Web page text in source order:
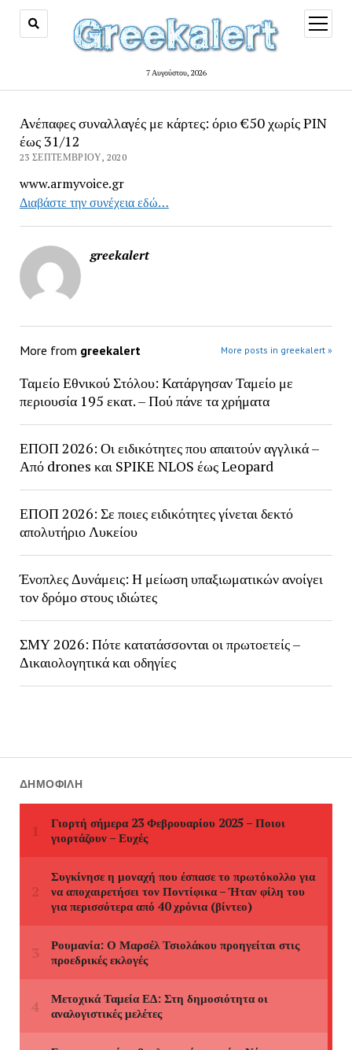
7 Αυγούστου, 2026
open
menu
Ανέπαφες συναλλαγές με κάρτες: όριο €50 χωρίς PIN
έως 31/12
23 ΣΕΠΤΕΜΒΡΊΟΥ, 2020
www.armyvoice.gr
Διαβάστε την συνέχεια εδώ…
greekalert
More from greekalert More posts in greekalert »
Ταμείο Εθνικού Στόλου: Κατάργησαν Ταμείο με
περιουσία 195 εκατ. – Πού πάνε τα χρήματα
ΕΠΟΠ 2026: Οι ειδικότητες που απαιτούν αγγλικά –
Από drones και SPIKE NLOS έως Leopard
ΕΠΟΠ 2026: Σε ποιες ειδικότητες γίνεται δεκτό
απολυτήριο Λυκείου
Ένοπλες Δυνάμεις: Η μείωση υπαξιωματικών ανοίγει
τον δρόμο στους ιδιώτες
ΣΜΥ 2026: Πότε κατατάσσονται οι πρωτοετείς –
Δικαιολογητικά και οδηγίες
ΔΗΜΟΦΙΛΉ